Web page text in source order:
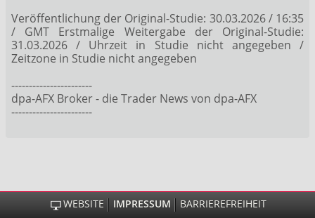
Veröffentlichung der Original-Studie: 30.03.2026 / 16:35
/ GMT Erstmalige Weitergabe der Original-Studie:
31.03.2026 / Uhrzeit in Studie nicht angegeben /
Zeitzone in Studie nicht angegeben
-----------------------
dpa-AFX Broker - die Trader News von dpa-AFX
-----------------------
WEBSITE IMPRESSUM BARRIEREFREIHEIT